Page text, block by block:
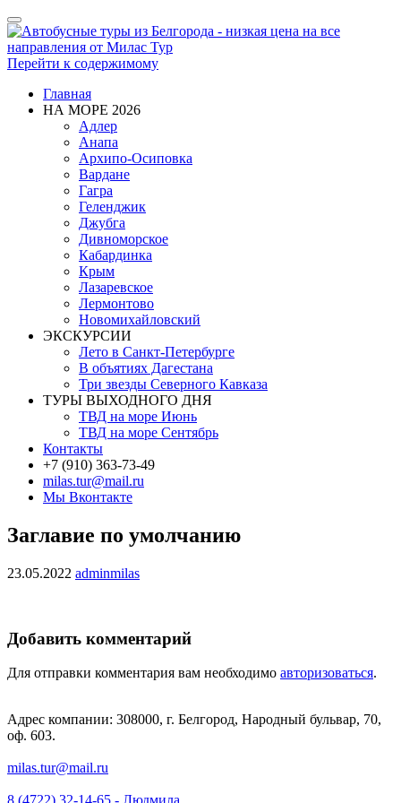
Показать/
Скрыть
навигацию
Перейти к содержимому
Главная
НА МОРЕ 2026
Адлер
Анапа
Архипо-Осиповка
Вардане
Гагра
Геленджик
Джубга
Дивноморское
Кабардинка
Крым
Лазаревское
Лермонтово
Новомихайловский
ЭКСКУРСИИ
Лето в Санкт-Петербурге
В объятиях Дагестана
Три звезды Северного Кавказа
ТУРЫ ВЫХОДНОГО ДНЯ
ТВД на море Июнь
ТВД на море Сентябрь
Контакты
+7 (910) 363-73-49
milas.tur@mail.ru
Мы Вконтакте
Заглавие по умолчанию
23.05.2022 adminmilas
Добавить комментарий
Для отправки комментария вам необходимо авторизоваться.
Адрес компании: 308000, г. Белгород, Народный бульвар, 70,
оф. 603.
milas.tur@mail.ru